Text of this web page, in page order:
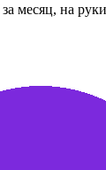
за месяц, на руки